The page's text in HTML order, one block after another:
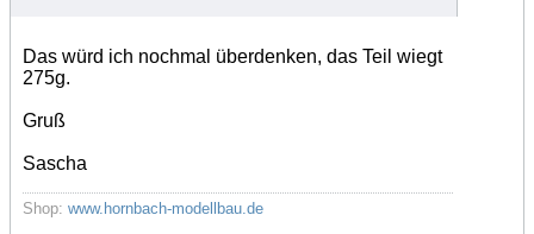
Das würd ich nochmal überdenken, das Teil wiegt
275g.
Gruß
Sascha
Shop: www.hornbach-modellbau.de